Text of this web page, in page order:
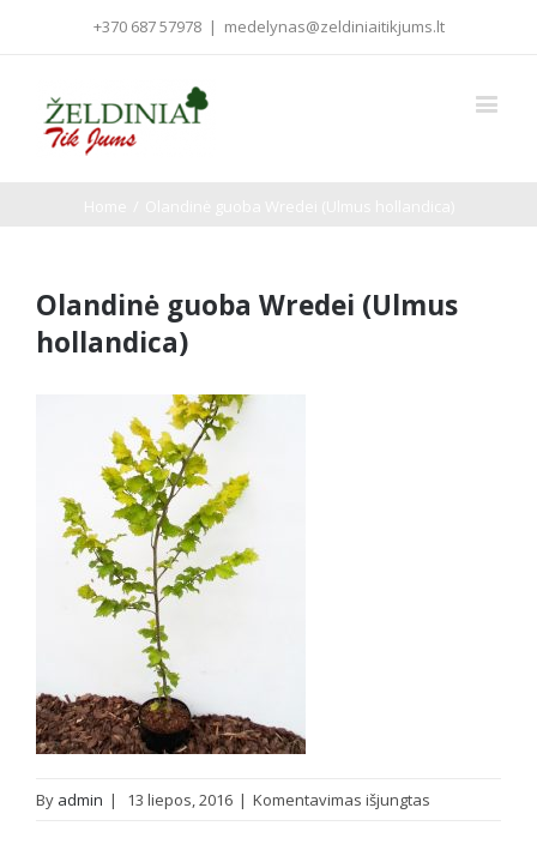
+370 687 57978 | medelynas@zeldiniaitikjums.lt
Olandinė guoba Wredei (Ulmus
hollandica)
By admin | 13 liepos, 2016 | Komentavimas išjungtas